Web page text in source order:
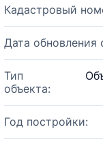
Кадастровый
Дата обновления
Тип
объекта:
Год постройки: